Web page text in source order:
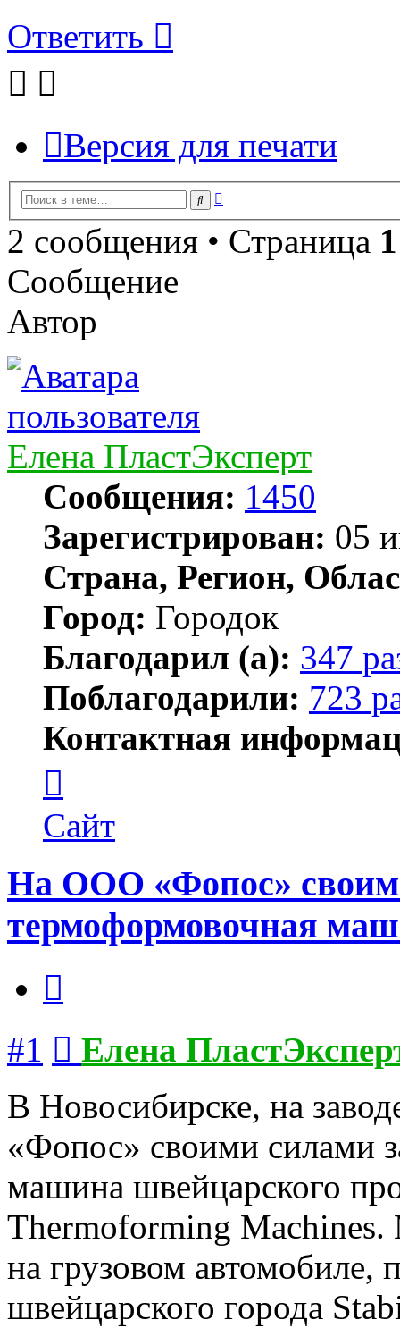
Ответить
Версия для печати
Поиск
2 сообщения • Страница 1
Сообщение
Автор
Елена ПластЭксперт
Сообщения: 1450
Зарегистрирован: 05
Страна, Регион,
Город: Городок
Благодарил (а): 347
Поблагодарили: 723
Контактная
пользователя
Елена
ПластЭксперт
Сайт
На ООО «Фопос»
термоформовочная
#1
Елена
В Новосибирске, на
«Фопос» своими силами
машина швейцарского
Thermoforming
на грузовом автомобиле,
швейцарского города